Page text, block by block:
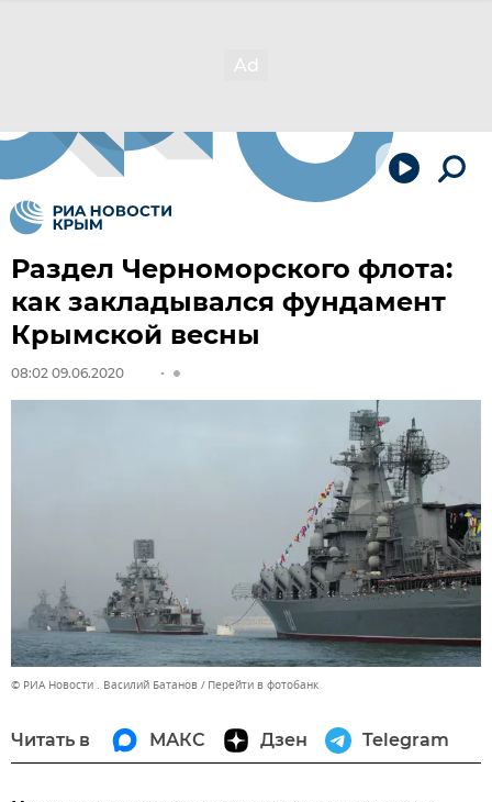
Раздел Черноморского флота:
как закладывался фундамент
Крымской весны
08:02 09.06.2020
© РИА Новости . Василий Батанов Перейти в фотобанк
Читать в МАКС Дзен Telegram